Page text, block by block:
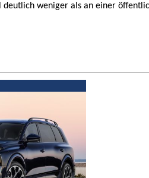
deutlich weniger als an einer